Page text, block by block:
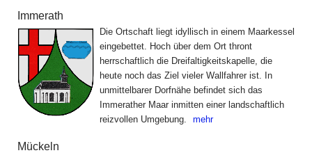
Immerath
Die Ortschaft liegt idyllisch in einem Maarkessel
eingebettet. Hoch über dem Ort thront
herrschaftlich die Dreifaltigkeitskapelle, die
heute noch das Ziel vieler Wallfahrer ist. In
unmittelbarer Dorfnähe befindet sich das
Immerather Maar inmitten einer landschaftlich
reizvollen Umgebung.
mehr
Mückeln